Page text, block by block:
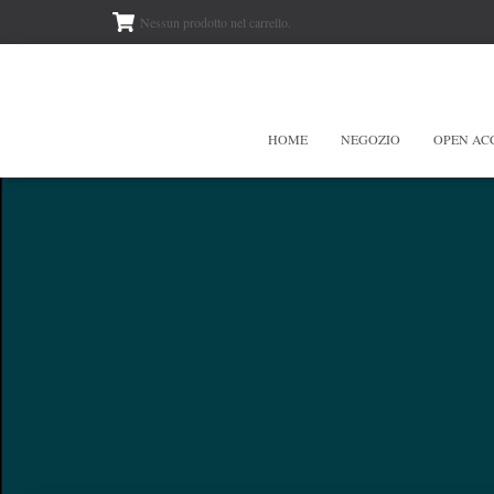
Nessun prodotto nel carrello.
HOME NEGOZIO OPEN